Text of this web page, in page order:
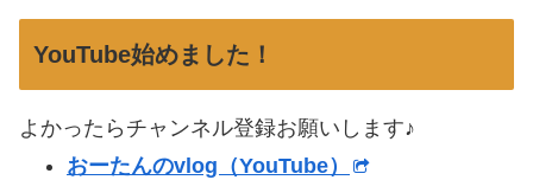
YouTube始めました！
よかったらチャンネル登録お願いします♪
おーたんのvlog（YouTube）